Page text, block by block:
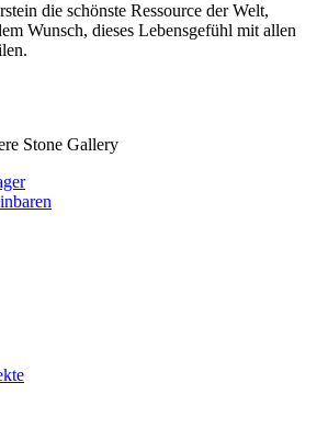
die schönste Ressource der Welt,
Wunsch, dieses Lebensgefühl mit allen
Stone Gallery